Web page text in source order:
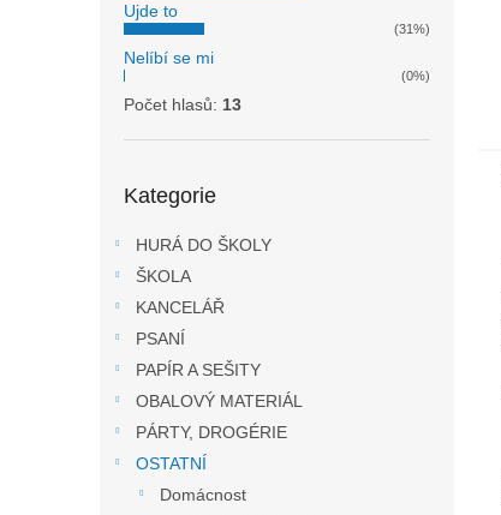
Ujde to
(31%)
Nelíbí se mi
(0%)
Počet hlasů: 13
kategorie
Kategorie
HURÁ DO ŠKOLY
ŠKOLA
KANCELÁŘ
PSANÍ
PAPÍR A SEŠITY
OBALOVÝ MATERIÁL
PÁRTY, DROGÉRIE
OSTATNÍ
Domácnost